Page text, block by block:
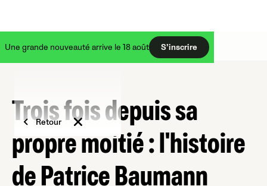
Une grande nouveauté arrive le 18 août S’inscrire
Retour
Trois fois depuis sa
propre moitié : l'histoire
de Patrice Baumann